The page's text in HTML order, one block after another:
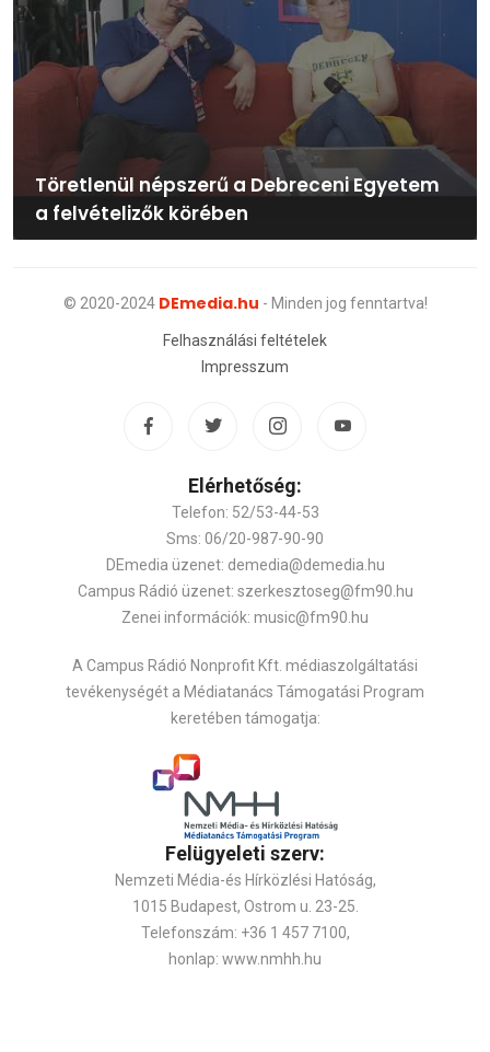
Töretlenül népszerű a Debreceni Egyetem
a felvételizők körében
© 2020-2024 DEmedia.hu - Minden jog fenntartva!
Felhasználási feltételek
Impresszum
Elérhetőség:
Telefon: 52/53-44-53
Sms: 06/20-987-90-90
DEmedia üzenet: demedia@demedia.hu
Campus Rádió üzenet: szerkesztoseg@fm90.hu
Zenei információk: music@fm90.hu
A Campus Rádió Nonprofit Kft. médiaszolgáltatási
tevékenységét a Médiatanács Támogatási Program
keretében támogatja:
Felügyeleti szerv:
Nemzeti Média-és Hírközlési Hatóság,
1015 Budapest, Ostrom u. 23-25.
Telefonszám: +36 1 457 7100,
honlap: www.nmhh.hu